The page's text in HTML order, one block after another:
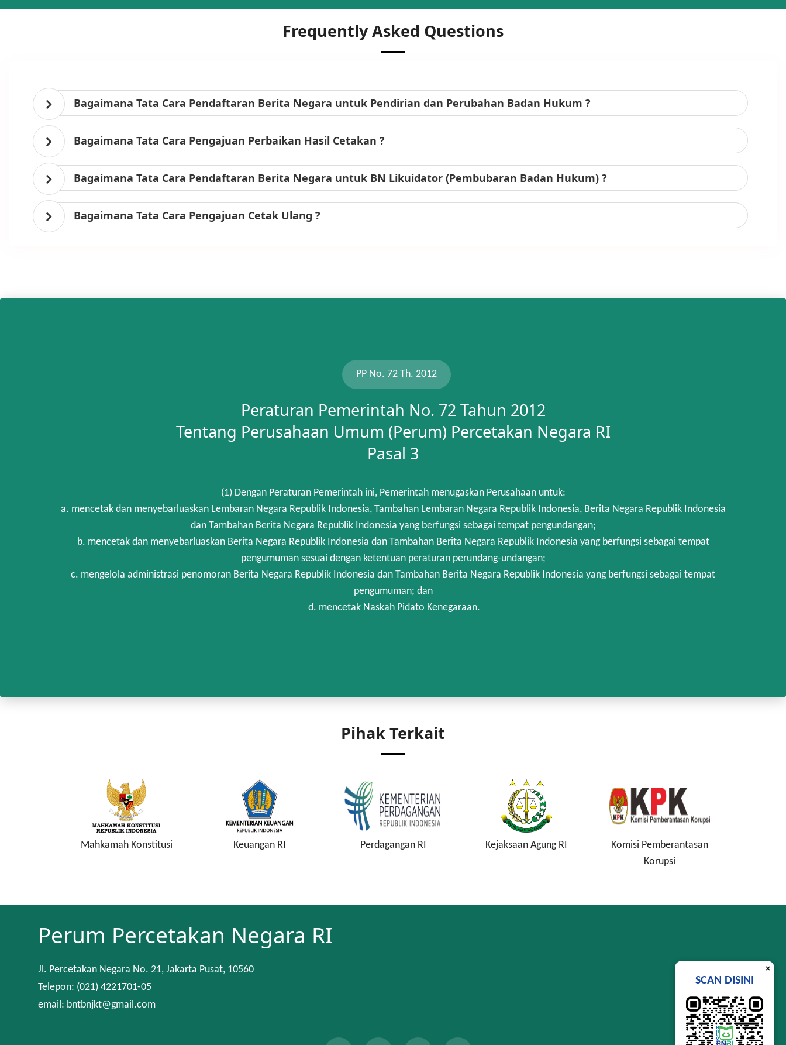
Frequently Asked Questions
Bagaimana Tata Cara Pendaftaran Berita Negara untuk Pendirian dan Perubahan Badan Hukum ?
Bagaimana Tata Cara Pengajuan Perbaikan Hasil Cetakan ?
Bagaimana Tata Cara Pendaftaran Berita Negara untuk BN Likuidator (Pembubaran Badan Hukum) ?
Bagaimana Tata Cara Pengajuan Cetak Ulang ?
PP No. 72 Th. 2012
Peraturan Pemerintah No. 72 Tahun 2012
Tentang Perusahaan Umum (Perum) Percetakan Negara RI
Pasal 3
(1) Dengan Peraturan Pemerintah ini, Pemerintah menugaskan Perusahaan untuk:
a. mencetak dan menyebarluaskan Lembaran Negara Republik Indonesia, Tambahan Lembaran Negara Republik Indonesia, Berita Negara Republik Indonesia
dan Tambahan Berita Negara Republik Indonesia yang berfungsi sebagai tempat pengundangan;
b. mencetak dan menyebarluaskan Berita Negara Republik Indonesia dan Tambahan Berita Negara Republik Indonesia yang berfungsi sebagai tempat
pengumuman sesuai dengan ketentuan peraturan perundang-undangan;
c. mengelola administrasi penomoran Berita Negara Republik Indonesia dan Tambahan Berita Negara Republik Indonesia yang berfungsi sebagai tempat
pengumuman; dan
d. mencetak Naskah Pidato Kenegaraan.
Pihak Terkait
Mahkamah Konstitusi Keuangan RI Perdagangan RI Kejaksaan Agung RI
Komisi Pemberantasan
Korupsi
Perum Percetakan Negara RI
Jl. Percetakan Negara No. 21, Jakarta Pusat, 10560
Telepon: (021) 4221701-05
email: bntbnjkt@gmail.com
×
SCAN DISINI